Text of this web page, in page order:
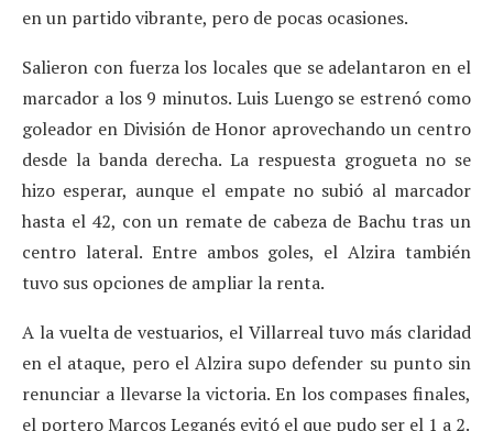
en un partido vibrante, pero de pocas ocasiones.
Salieron con fuerza los locales que se adelantaron en el
marcador a los 9 minutos. Luis Luengo se estrenó como
goleador en División de Honor aprovechando un centro
desde la banda derecha. La respuesta grogueta no se
hizo esperar, aunque el empate no subió al marcador
hasta el 42, con un remate de cabeza de Bachu tras un
centro lateral. Entre ambos goles, el Alzira también
tuvo sus opciones de ampliar la renta.
A la vuelta de vestuarios, el Villarreal tuvo más claridad
en el ataque, pero el Alzira supo defender su punto sin
renunciar a llevarse la victoria. En los compases finales,
el portero Marcos Leganés evitó el que pudo ser el 1 a 2.